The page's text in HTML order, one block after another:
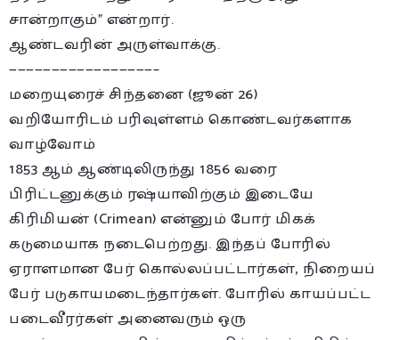
சான்றாகும்” என்றார்.
ஆண்டவரின் அருள்வாக்கு.
—————————————————–
மறையுரைச் சிந்தனை (ஜூன் 26)
வறியோரிடம் பரிவுள்ளம் கொண்டவர்களாக
வாழ்வோம்
1853 ஆம் ஆண்டிலிருந்து 1856 வரை
பிரிட்டனுக்கும் ரஷ்யாவிற்கும் இடையே
கிரிமியன் (Crimean) என்னும் போர் மிகக்
கடுமையாக நடைபெற்றது. இந்தப் போரில்
ஏராளமான பேர் கொல்லப்பட்டார்கள், நிறையப்
பேர் படுகாயமடைந்தார்கள். போரில் காயப்பட்ட
படைவீரர்கள் அனைவரும் ஒரு